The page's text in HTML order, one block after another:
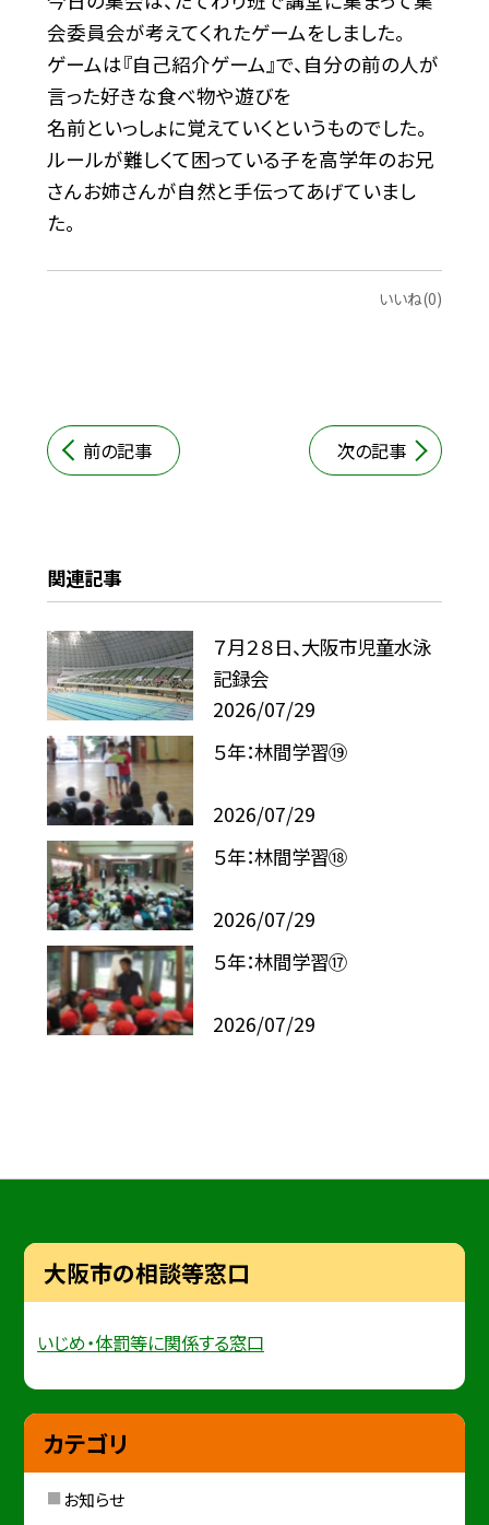
会委員会が考えてくれたゲームをしました。
ゲームは『自己紹介ゲーム』で、自分の前の人が
言った好きな食べ物や遊びを
名前といっしょに覚えていくというものでした。
ルールが難しくて困っている子を高学年のお兄
さんお姉さんが自然と手伝ってあげていまし
た。
いいね(0)
前の記事 次の記事
関連記事
７月２８日、大阪市児童水泳
記録会
2026/07/29
５年：林間学習⑲
2026/07/29
５年：林間学習⑱
2026/07/29
５年：林間学習⑰
2026/07/29
大阪市の相談等窓口
いじめ・体罰等に関係する窓口
カテゴリ
お知らせ